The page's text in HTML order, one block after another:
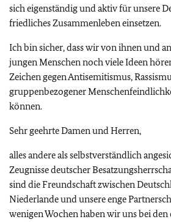
sich eigenständig und aktiv für unsere
friedliches Zusammenleben einsetzen.
Ich bin sicher, dass wir von ihnen und
jungen Menschen noch viele Ideen
Zeichen gegen Antisemitismus,
gruppenbezogener
können.
Sehr geehrte Damen und Herren,
alles andere als selbstverständlich
Zeugnisse deutscher
sind die Freundschaft zwischen
Niederlande und unsere enge
wenigen Wochen haben wir uns bei den